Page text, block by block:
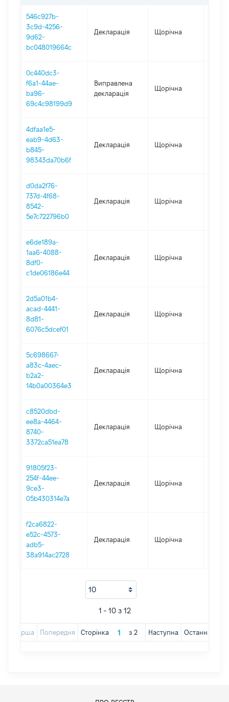
546c927b-
3c9d-4256-
9d62-
bc048019664c
Декларація Щорічна
0c440dc3-
f6a1-44ae-
ba96-
69c4c98199d9
Виправлена
декларація
Щорічна
4dfaa1e5-
eab9-4d63-
b845-
98343da70b6f
Декларація Щорічна
d0da2f76-
737d-4f68-
8542-
5e7c722796b0
Декларація Щорічна
e6de189a-
1aa6-4088-
8df0-
c1de06186e44
Декларація Щорічна
2d5a01b4-
acad-4441-
8d81-
6076c5dcef01
Декларація Щорічна
5c698667-
a83c-4aec-
b2a2-
14b0a00364e3
Декларація Щорічна
c8520dbd-
ee8a-4464-
8740-
3372ca51ea78
Декларація Щорічна
91805f23-
254f-44ee-
9ce3-
05b430314e7a
Декларація Щорічна
f2ca6822-
e52c-4573-
adb5-
38a914ac2728
Декларація Щорічна
1 - 10 з 12
Перша Попередня Сторінка з 2 Наступна Остання